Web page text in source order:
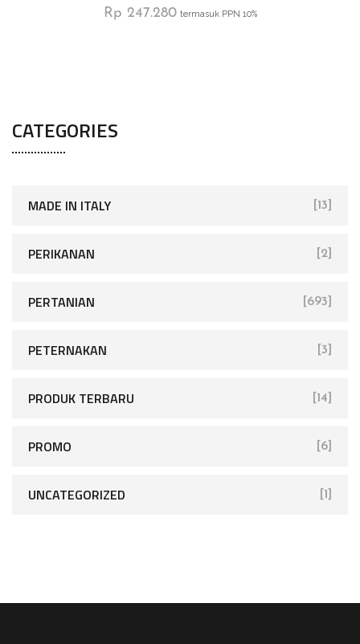
Rp 247.280 termasuk PPN 10%
CATEGORIES
MADE IN ITALY [13]
PERIKANAN [2]
PERTANIAN [693]
PETERNAKAN [3]
PRODUK TERBARU [14]
PROMO [6]
UNCATEGORIZED [1]